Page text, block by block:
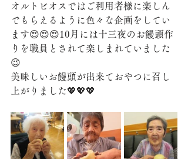
オルトビオスではご利用者様に楽しん
でもらえるように色々な企画をしてい
ます😍😍😍10月には十三夜のお饅頭作
りを職員とされて楽しまれていました
😉
美味しいお饅頭が出来ておやつに召し
上がりました💖💖💖